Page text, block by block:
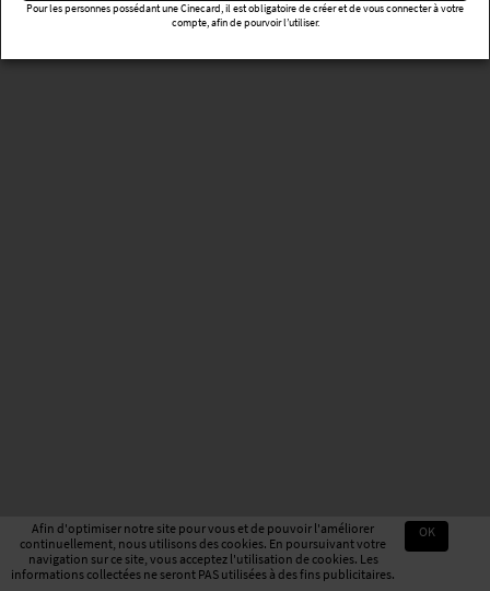
Afin d'optimiser notre site pour vous et de pouvoir l'améliorer
continuellement, nous utilisons des cookies. En poursuivant votre
navigation sur ce site, vous acceptez l'utilisation de cookies. Les
informations collectées ne seront PAS utilisées à des fins publicitaires.
OK
Pour les personnes possédant une Cinecard, il est obligatoire de créer et de vous connecter à votre
compte, afin de pourvoir l’utiliser.